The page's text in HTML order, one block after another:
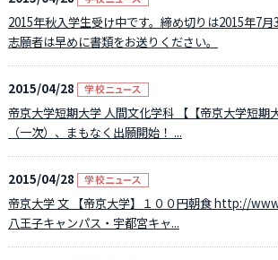
2015年秋入学生受け中です。締め切りは2015年7
志願者は早めに書類をお送りください。
2015/04/28
帝京大学短期大学 人間文化学科 【【帝京大学短期
（一次）、まもなく出願開始！ ...
2015/04/28
帝京大学 文 【帝京大学】１００円朝食 http://
八王子キャンパス・宇都宮キャ...